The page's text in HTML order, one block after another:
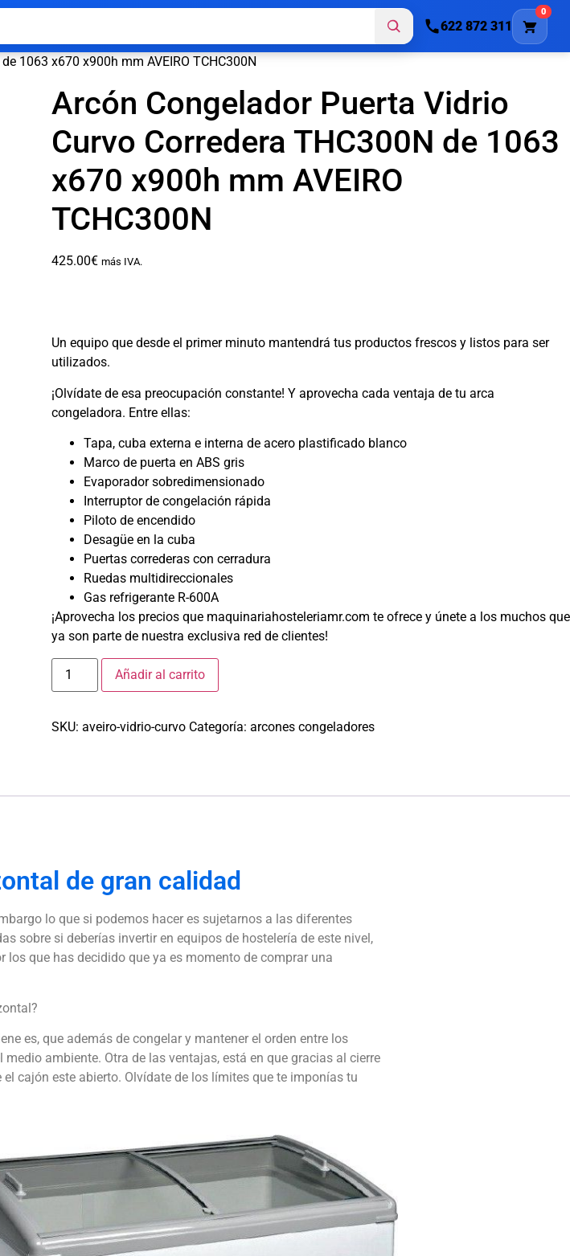
622 872 311
0
1063 x670 x900h mm AVEIRO TCHC300N
Arcón Congelador Puerta Vidrio
Curvo Corredera THC300N de 1063
x670 x900h mm AVEIRO
TCHC300N
425.00€ más IVA.
Un equipo que desde el primer minuto mantendrá tus productos frescos y listos para ser
utilizados.
¡Olvídate de esa preocupación constante! Y aprovecha cada ventaja de tu arca
congeladora. Entre ellas:
Tapa, cuba externa e interna de acero plastificado blanco
Marco de puerta en ABS gris
Evaporador sobredimensionado
Interruptor de congelación rápida
Piloto de encendido
Desagüe en la cuba
Puertas correderas con cerradura
Ruedas multidireccionales
Gas refrigerante R-600A
¡Aprovecha los precios que maquinariahosteleriamr.com te ofrece y únete a los muchos que
ya son parte de nuestra exclusiva red de clientes!
Añadir al carrito
SKU: aveiro-vidrio-curvo Categoría: arcones congeladores
de gran calidad
lo que si podemos hacer es sujetarnos a las diferentes
sobre si deberías invertir en equipos de hostelería de este nivel,
que has decidido que ya es momento de comprar una
es, que además de congelar y mantener el orden entre los
medio ambiente. Otra de las ventajas, está en que gracias al cierre
cajón este abierto. Olvídate de los límites que te imponías tu